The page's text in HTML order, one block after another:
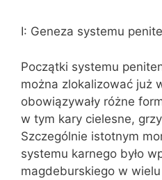
I: Geneza systemu
Początki systemu
można zlokalizować już
obowiązywały różne
w tym kary cielesne,
Szczególnie istotnym
systemu karnego było
magdeburskiego w